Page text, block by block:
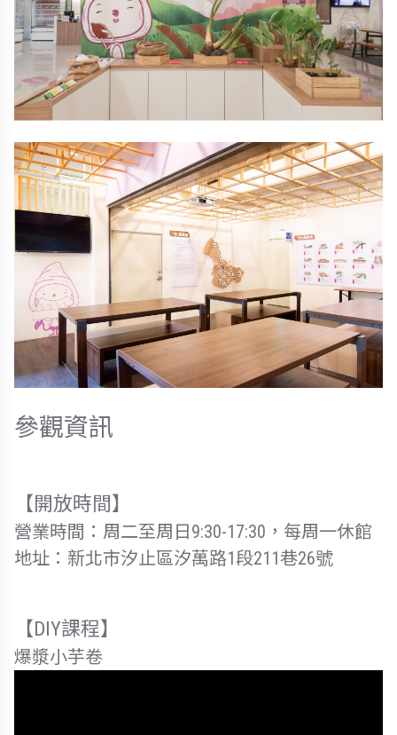
參觀資訊
【開放時間】
營業時間：周二至周日9:30-17:30，每周一休館
地址：新北市汐止區汐萬路1段211巷26號
【DIY課程】
爆漿小芋卷